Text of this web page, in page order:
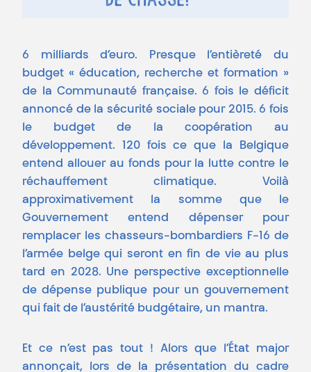
6 milliards d’euro. Presque l’entièreté du
budget « éducation, recherche et formation »
de la Communauté française. 6 fois le déficit
annoncé de la sécurité sociale pour 2015. 6 fois
le budget de la coopération au
développement. 120 fois ce que la Belgique
entend allouer au fonds pour la lutte contre le
réchauffement climatique. Voilà
approximativement la somme que le
Gouvernement entend dépenser pour
remplacer les chasseurs-bombardiers F-16 de
l’armée belge qui seront en fin de vie au plus
tard en 2028. Une perspective exceptionnelle
de dépense publique pour un gouvernement
qui fait de l’austérité budgétaire, un mantra.
Et ce n’est pas tout ! Alors que l’État major
annonçait, lors de la présentation du cadre